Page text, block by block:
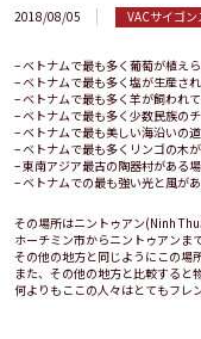
2018/08/05 VACサイゴ
– ベトナムで最も多く葡萄が植え
– ベトナムで最も多く塩が生産さ
– ベトナムで最も多く羊が飼われ
– ベトナムで最も多く少数民族の
– ベトナムで最も美しい海沿いの
– ベトナムで最も多くリンゴの木
– 東南アジア最古の陶器村がある
– ベトナムでの最も強い光と風が
その場所はニントゥアン(Ninh
ホーチミン市からニントゥアンま
その他の地方と同じようにこの場
また、その他の地方と比較すると
何よりもここの人々はとてもフレ